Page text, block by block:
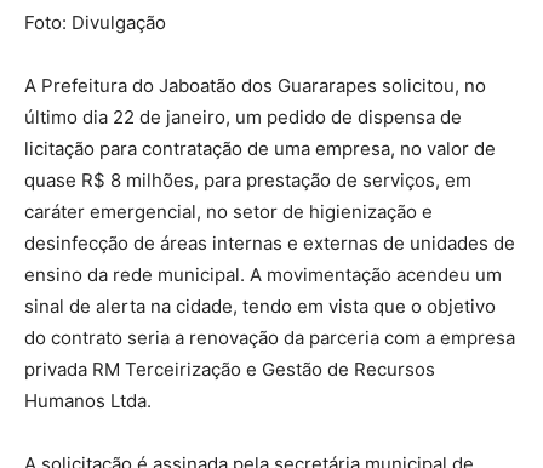
Foto: Divulgação
A Prefeitura do Jaboatão dos Guararapes solicitou, no
último dia 22 de janeiro, um pedido de dispensa de
licitação para contratação de uma empresa, no valor de
quase R$ 8 milhões, para prestação de serviços, em
caráter emergencial, no setor de higienização e
desinfecção de áreas internas e externas de unidades de
ensino da rede municipal. A movimentação acendeu um
sinal de alerta na cidade, tendo em vista que o objetivo
do contrato seria a renovação da parceria com a empresa
privada RM Terceirização e Gestão de Recursos
Humanos Ltda.